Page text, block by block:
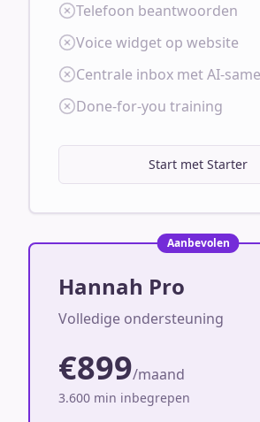
Telefoon beantwoorden
Voice widget op website
Centrale inbox met AI-
Done-for-you training
Start met Starter
Aanbevolen
Hannah Pro
Volledige ondersteuning
€899/maand
3.600 min inbegrepen